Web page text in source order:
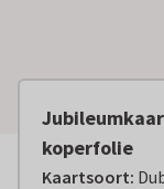
koperfolie
Kaartsoort: